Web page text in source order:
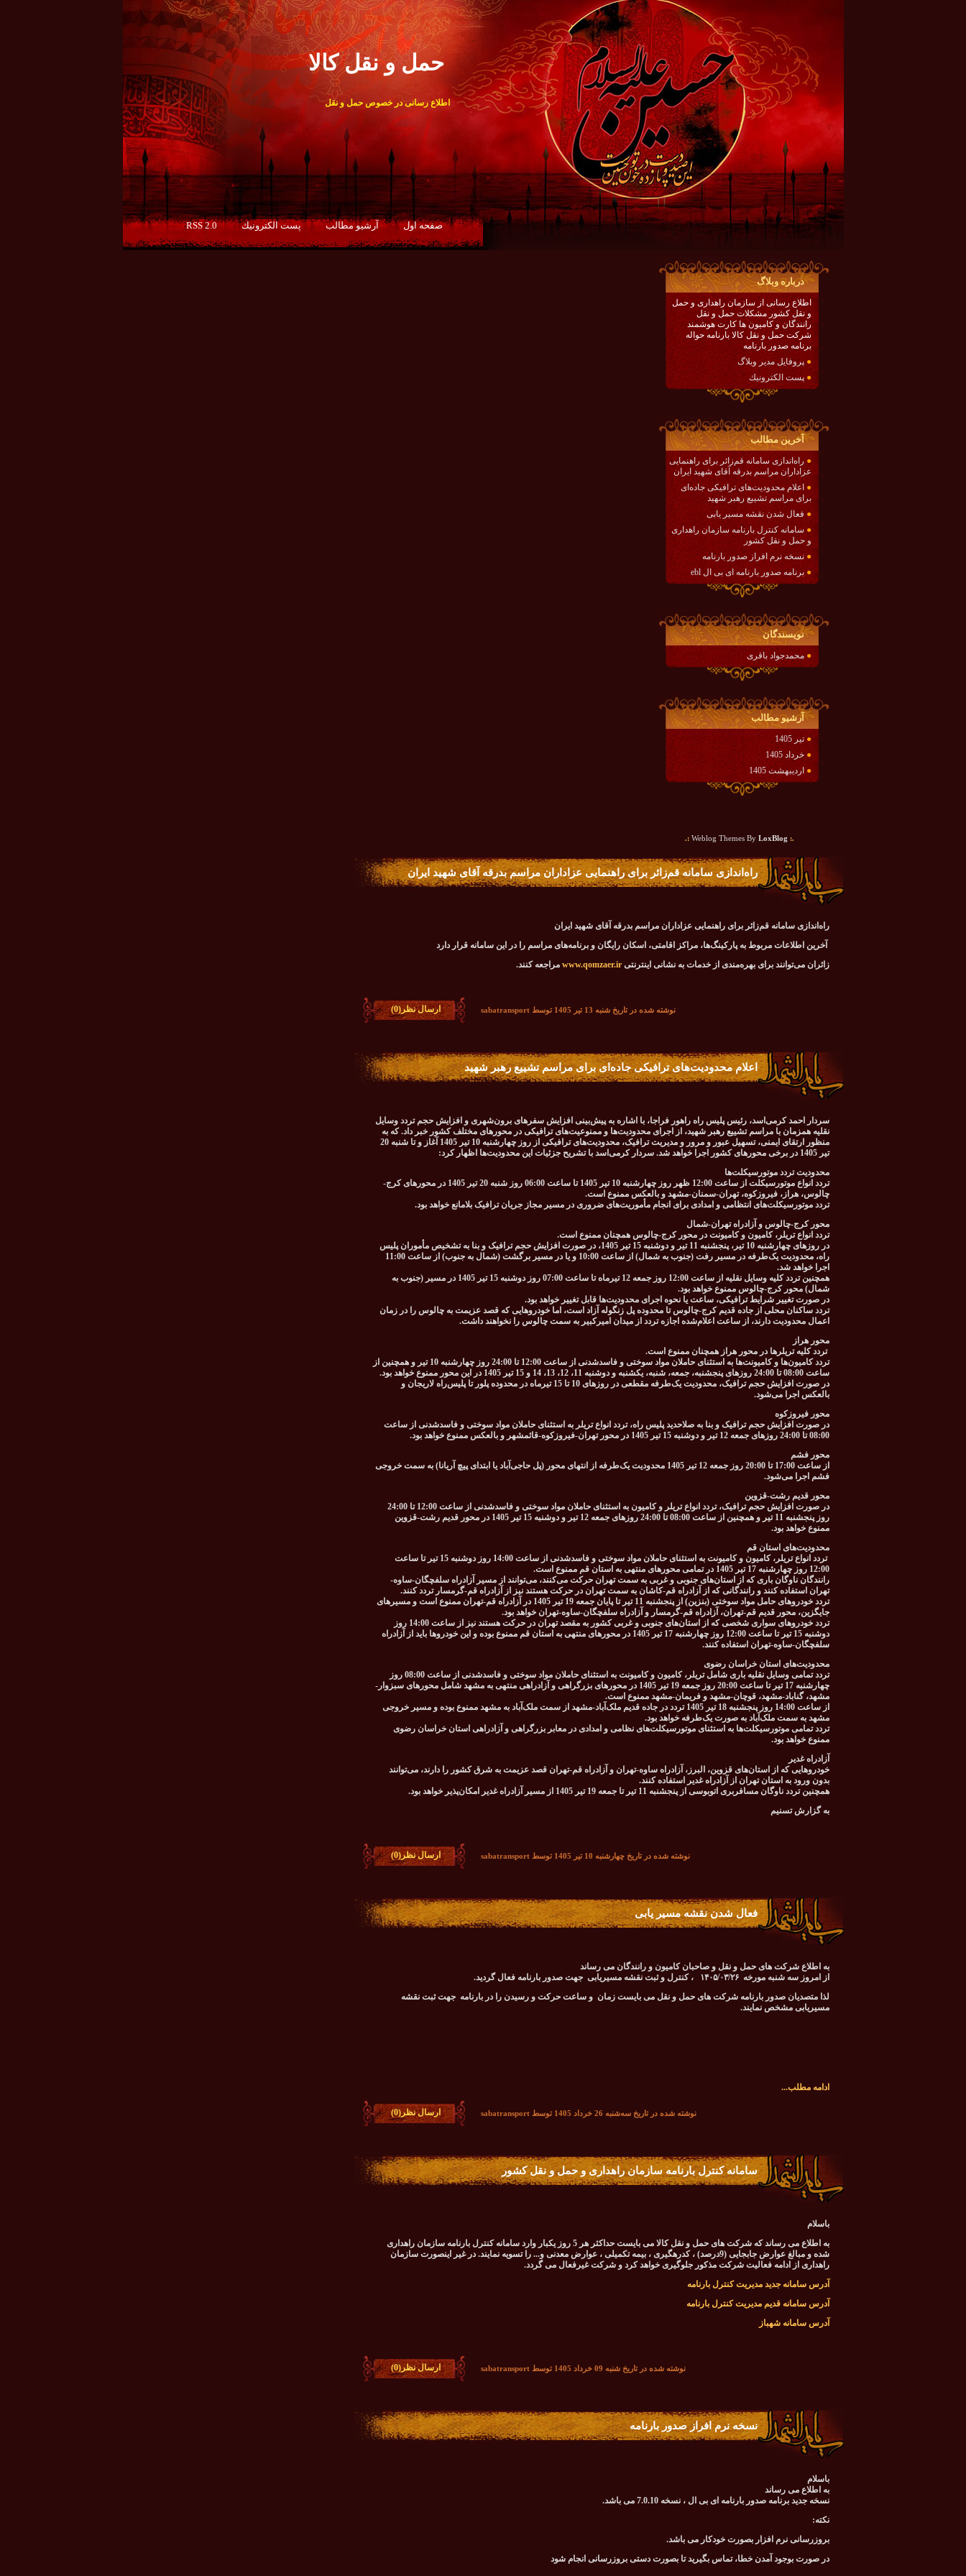
حمل و نقل کالا
اطلاع رسانی در خصوص حمل و نقل
صفحه اول آرشيو مطالب پست الكترونيك RSS 2.0
درباره وبلاگ
اطلاع رسانی از سازمان راهداری و حمل
و نقل کشور مشکلات حمل و نقل
رانندگان و کامیون ها کارت هوشمند
شرکت حمل و نقل کالا بارنامه حواله
برنامه صدور بارنامه
● پروفایل مدیر وبلاگ
● پست الكترونيك
آخرين مطالب
● راه‌اندازی سامانه قم‌زائر برای راهنمایی
عزاداران مراسم بدرقه آقای شهید ایران
● اعلام محدودیت‌های ترافیکی جاده‌ای
برای مراسم تشییع رهبر شهید
● فعال شدن نقشه مسیر یابی
● سامانه کنترل بارنامه سازمان راهداری
و حمل و نقل کشور
● نسخه نرم افراز صدور بارنامه
● برنامه صدور بارنامه ای بی ال ebl
نويسندگان
● محمدجواد باقری
آرشيو مطالب
● تیر 1405
● خرداد 1405
● اردیبهشت 1405
.:
LoxBlog
:.
راه‌اندازی سامانه قم‌زائر برای راهنمایی عزاداران مراسم بدرقه آقای شهید ایران
راه‌اندازی سامانه قم‌زائر برای راهنمایی عزاداران مراسم بدرقه آقای شهید ایران
آخرین اطلاعات مربوط به پارکینگ‌ها، مراکز اقامتی، اسکان رایگان و برنامه‌های مراسم را در این سامانه قرار دارد
زائران می‌توانند برای بهره‌مندی از خدمات به نشانی اینترنتیwww.qomzaer.ir مراجعه کنند.
نوشته شده در تاريخ شنبه 13 تیر 1405 توسط sabatransport ارسال نظر(0)
اعلام محدودیت‌های ترافیکی جاده‌ای برای مراسم تشییع رهبر شهید
سردار احمد کرمی‌اسد، رئیس پلیس راه راهور فراجا، با اشاره به پیش‌بینی افزایش سفرهای برون‌شهری و افزایش حجم تردد وسایل
نقلیه همزمان با مراسم تشییع رهبر شهید، از اجرای محدودیت‌ها و ممنوعیت‌های ترافیکی در محورهای مختلف کشور خبر داد. که به
منظور ارتقای ایمنی، تسهیل عبور و مرور و مدیریت ترافیک، محدودیت‌های ترافیکی از روز چهارشنبه 10 تیر 1405 آغاز و تا شنبه 20
تیر 1405 در برخی محورهای کشور اجرا خواهد شد. سردار کرمی‌اسد با تشریح جزئیات این محدودیت‌ها اظهار کرد:
محدودیت تردد موتورسیکلت‌ها
تردد انواع موتورسیکلت از ساعت 12:00 ظهر روز چهارشنبه 10 تیر 1405 تا ساعت 06:00 روز شنبه 20 تیر 1405 در محورهای کرج-
چالوس، هراز، فیروزکوه، تهران-سمنان-مشهد و بالعکس ممنوع است.
تردد موتورسیکلت‌های انتظامی و امدادی برای انجام مأموریت‌های ضروری در مسیر مجاز جریان ترافیک بلامانع خواهد بود.
محور کرج-چالوس و آزادراه تهران-شمال
تردد انواع تریلر، کامیون و کامیونت در محور کرج-چالوس همچنان ممنوع است.
در روزهای چهارشنبه 10 تیر، پنجشنبه 11 تیر و دوشنبه 15 تیر 1405، در صورت افزایش حجم ترافیک و بنا به تشخیص مأموران پلیس
راه، محدودیت یک‌طرفه در مسیر رفت (جنوب به شمال) از ساعت 10:00 و یا در مسیر برگشت (شمال به جنوب) از ساعت 11:00
اجرا خواهد شد.
همچنین تردد کلیه وسایل نقلیه از ساعت 12:00 روز جمعه 12 تیرماه تا ساعت 07:00 روز دوشنبه 15 تیر 1405 در مسیر (جنوب به
شمال) محور کرج-چالوس ممنوع خواهد بود.
در صورت تغییر شرایط ترافیکی، ساعت یا نحوه اجرای محدودیت‌ها قابل تغییر خواهد بود.
تردد ساکنان محلی از جاده قدیم کرج-چالوس تا محدوده پل زنگوله آزاد است، اما خودروهایی که قصد عزیمت به چالوس را در زمان
اعمال محدودیت دارند، از ساعت اعلام‌شده اجازه تردد از میدان امیرکبیر به سمت چالوس را نخواهند داشت.
محور هراز
تردد کلیه تریلرها در محور هراز همچنان ممنوع است.
تردد کامیون‌ها و کامیونت‌ها به استثنای حاملان مواد سوختی و فاسدشدنی از ساعت 12:00 تا 24:00 روز چهارشنبه 10 تیر و همچنین از
ساعت 08:00 تا 24:00 روزهای پنجشنبه، جمعه، شنبه، یکشنبه و دوشنبه 11، 12، 13، 14 و 15 تیر 1405 در این محور ممنوع خواهد بود.
در صورت افزایش حجم ترافیک، محدودیت یک‌طرفه مقطعی در روزهای 10 تا 15 تیرماه در محدوده پلور تا پلیس‌راه لاریجان و
بالعکس اجرا می‌شود.
محور فیروزکوه
در صورت افزایش حجم ترافیک و بنا به صلاحدید پلیس راه، تردد انواع تریلر به استثنای حاملان مواد سوختی و فاسدشدنی از ساعت
08:00 تا 24:00 روزهای جمعه 12 تیر و دوشنبه 15 تیر 1405 در محور تهران-فیروزکوه-قائمشهر و بالعکس ممنوع خواهد بود.
محور فشم
از ساعت 17:00 تا 20:00 روز جمعه 12 تیر 1405 محدودیت یک‌طرفه از انتهای محور (پل حاجی‌آباد یا ابتدای پیچ آریانا) به سمت خروجی
فشم اجرا می‌شود.
محور قدیم رشت-قزوین
در صورت افزایش حجم ترافیک، تردد انواع تریلر و کامیون به استثنای حاملان مواد سوختی و فاسدشدنی از ساعت 12:00 تا 24:00
روز پنجشنبه 11 تیر و همچنین از ساعت 08:00 تا 24:00 روزهای جمعه 12 تیر و دوشنبه 15 تیر 1405 در محور قدیم رشت-قزوین
ممنوع خواهد بود.
محدودیت‌های استان قم
تردد انواع تریلر، کامیون و کامیونت به استثنای حاملان مواد سوختی و فاسدشدنی از ساعت 14:00 روز دوشنبه 15 تیر تا ساعت
12:00 روز چهارشنبه 17 تیر 1405 در تمامی محورهای منتهی به استان قم ممنوع است.
رانندگان ناوگان باری که از استان‌های جنوبی و غربی به سمت تهران حرکت می‌کنند، می‌توانند از مسیر آزادراه سلفچگان-ساوه-
تهران استفاده کنند و رانندگانی که از آزادراه قم-کاشان به سمت تهران در حرکت هستند نیز از آزادراه قم-گرمسار تردد کنند.
تردد خودروهای حامل مواد سوختی (بنزین) از پنجشنبه 11 تیر تا پایان جمعه 19 تیر 1405 در آزادراه قم-تهران ممنوع است و مسیرهای
جایگزین، محور قدیم قم-تهران، آزادراه قم-گرمسار و آزادراه سلفچگان-ساوه-تهران خواهد بود.
تردد خودروهای سواری شخصی که از استان‌های جنوبی و غربی کشور به مقصد تهران در حرکت هستند نیز از ساعت 14:00 روز
دوشنبه 15 تیر تا ساعت 12:00 روز چهارشنبه 17 تیر 1405 در محورهای منتهی به استان قم ممنوع بوده و این خودروها باید از آزادراه
سلفچگان-ساوه-تهران استفاده کنند.
محدودیت‌های استان خراسان رضوی
تردد تمامی وسایل نقلیه باری شامل تریلر، کامیون و کامیونت به استثنای حاملان مواد سوختی و فاسدشدنی از ساعت 08:00 روز
چهارشنبه 17 تیر تا ساعت 20:00 روز جمعه 19 تیر 1405 در محورهای بزرگراهی و آزادراهی منتهی به مشهد شامل محورهای سبزوار-
مشهد، گناباد-مشهد، قوچان-مشهد و فریمان-مشهد ممنوع است.
از ساعت 14:00 روز پنجشنبه 18 تیر 1405 تردد در جاده قدیم ملک‌آباد-مشهد از سمت ملک‌آباد به مشهد ممنوع بوده و مسیر خروجی
مشهد به سمت ملک‌آباد به صورت یک‌طرفه خواهد بود.
تردد تمامی موتورسیکلت‌ها به استثنای موتورسیکلت‌های نظامی و امدادی در معابر بزرگراهی و آزادراهی استان خراسان رضوی
ممنوع خواهد بود.
آزادراه غدیر
خودروهایی که از استان‌های قزوین، البرز، آزادراه ساوه-تهران و آزادراه قم-تهران قصد عزیمت به شرق کشور را دارند، می‌توانند
بدون ورود به استان تهران از آزادراه غدیر استفاده کنند.
همچنین تردد ناوگان مسافربری اتوبوسی از پنجشنبه 11 تیر تا جمعه 19 تیر 1405 از مسیر آزادراه غدیر امکان‌پذیر خواهد بود.
به گزارش تسنیم
نوشته شده در تاريخ چهارشنبه 10 تیر 1405 توسط sabatransport ارسال نظر(0)
فعال شدن نقشه مسیر یابی
به اطلاع شرکت های حمل و نقل و صاحبان کامیون و رانندگان می رساند
از امروز سه شنبه مورخه ۱۴۰۵/۰۳/۲۶ ، کنترل و ثبت نقشه مسیریابی جهت صدور بارنامه فعال گردید.
لذا متصدیان صدور بارنامه شرکت های حمل و نقل می بایست زمان و ساعت حرکت و رسیدن را در بارنامه جهت ثبت نقشه
مسیریابی مشخص نمایند.
ادامه مطلب...
نوشته شده در تاريخ سه‌شنبه 26 خرداد 1405 توسط sabatransport ارسال نظر(0)
سامانه کنترل بارنامه سازمان راهداری و حمل و نقل کشور
باسلام
به اطلاع می رساند که شرکت های حمل و نقل کالا می بایست حداکثر هر 5 روز یکبار وارد سامانه کنترل بارنامه سازمان راهداری
شده و مبالغ عوارض جابجایی (9درصد) ، کدرهگیری ، بیمه تکمیلی ، عوارض معدنی و... را تسویه نمایند. در غیر اینصورت سازمان
راهداری از ادامه فعالیت شرکت مذکور جلوگیری خواهد کرد و شرکت غیرفعال می گردد.
آدرس سامانه جدید مدیریت کنترل بارنامه
آدرس سامانه قدیم مدیریت کنترل بارنامه
آدرس سامانه شهباز
نوشته شده در تاريخ شنبه 09 خرداد 1405 توسط sabatransport ارسال نظر(0)
نسخه نرم افراز صدور بارنامه
باسلام
به اطلاع می رساند
نسخه جدید برنامه صدور بارنامه ای بی ال ، نسخه 7.0.10 می باشد.
نکته:
بروزرسانی نرم افزار بصورت خودکار می باشد.
در صورت بوجود آمدن خطا، تماس بگیرید تا بصورت دستی بروزرسانی انجام شود